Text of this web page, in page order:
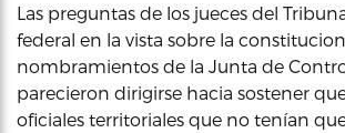
Las preguntas de los jueces del
federal en la vista sobre la
nombramientos de la Junta de
parecieron dirigirse hacia sostener
oficiales territoriales que no tenían